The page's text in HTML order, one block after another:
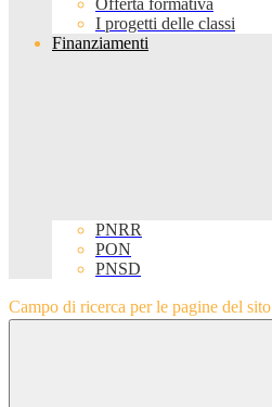
Offerta formativa
I progetti delle classi
Finanziamenti
PNRR
PON
PNSD
Campo di ricerca per le pagine del sito